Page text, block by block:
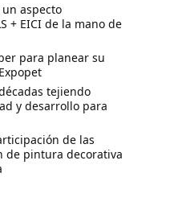
aspecto
+ EICI de la mano de
para planear su
tejiendo
y desarrollo para
de las
de pintura decorativa